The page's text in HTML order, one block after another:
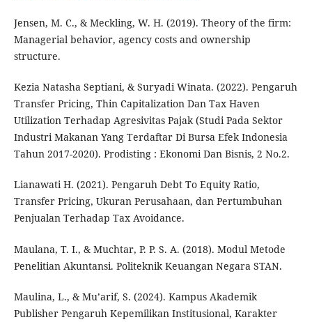
Jensen, M. C., & Meckling, W. H. (2019). Theory of the firm:
Managerial behavior, agency costs and ownership
structure.
Kezia Natasha Septiani, & Suryadi Winata. (2022). Pengaruh
Transfer Pricing, Thin Capitalization Dan Tax Haven
Utilization Terhadap Agresivitas Pajak (Studi Pada Sektor
Industri Makanan Yang Terdaftar Di Bursa Efek Indonesia
Tahun 2017-2020). Prodisting : Ekonomi Dan Bisnis, 2 No.2.
Lianawati H. (2021). Pengaruh Debt To Equity Ratio,
Transfer Pricing, Ukuran Perusahaan, dan Pertumbuhan
Penjualan Terhadap Tax Avoidance.
Maulana, T. I., & Muchtar, P. P. S. A. (2018). Modul Metode
Penelitian Akuntansi. Politeknik Keuangan Negara STAN.
Maulina, L., & Mu’arif, S. (2024). Kampus Akademik
Publisher Pengaruh Kepemilikan Institusional, Karakter